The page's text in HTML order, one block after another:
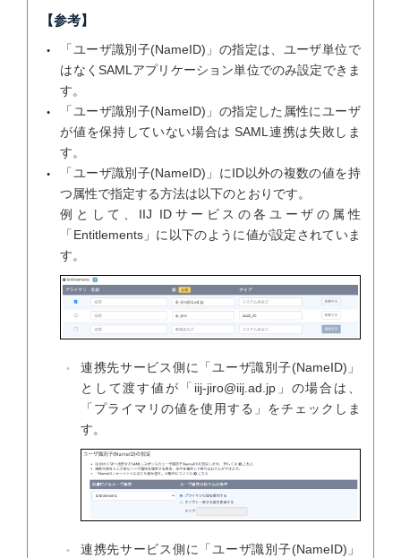
【参考】
「ユーザ識別子(NameID)」の指定は、ユーザ単位で
はなくSAMLアプリケーション単位でのみ設定できま
す。
「ユーザ識別子(NameID)」の指定した属性にユーザ
が値を保持していない場合は SAML連携は失敗しま
す。
「ユーザ識別子(NameID)」にID以外の複数の値を持
つ属性で指定する方法は以下のとおりです。
例として、IIJ IDサービスの各ユーザの属性
「Entitlements」に以下のように値が設定されていま
す。
連携先サービス側に「ユーザ識別子(NameID)」
として渡す値が「iij-jiro@iij.ad.jp」の場合は、
「プライマリの値を使用する」をチェックしま
す。
連携先サービス側に「ユーザ識別子(NameID)」